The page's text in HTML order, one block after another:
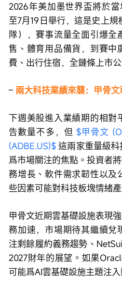
2026年美加墨世界盃將於當
至7月19日舉行，這是史上
隊），賽事流量全面引爆全
售、體育用品備貨，到賽中
費、出行住宿，全鏈條上市
– 兩大科技業績來襲：甲骨
下週美股進入業績期的相對
告數量不多，但 $甲骨文
(ADBE.US)$ 這兩家重量級
爲市場關注的焦點。投資者
務增長、軟件需求韌性以及
些因素可能對科技板塊情緒
甲骨文近期雲基礎設施表現
務加速，市場期待其繼續兌
注剩餘履約義務趨勢、
2027財年的展望。如果
可能爲AI雲基礎設施主題注入